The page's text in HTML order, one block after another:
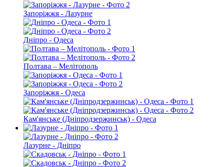
Запоріжжя - Лазурне
Дніпро - Одеса
Полтава – Мелітополь
Запоріжжя - Одеса
Кам'янське (Дніпродзержинськ) - Одеса
Лазурне - Дніпро